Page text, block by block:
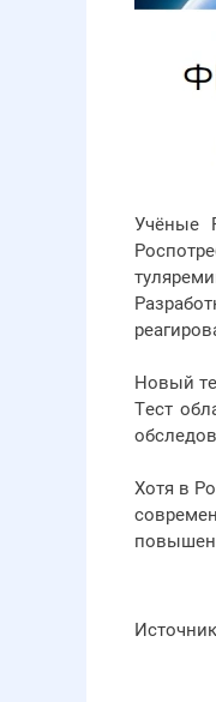
Учёные
Новый
Тест
Хотя в